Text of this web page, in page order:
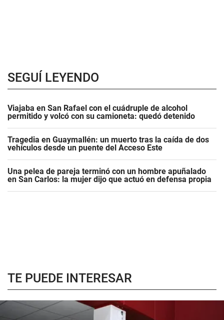
SEGUÍ LEYENDO
Viajaba en San Rafael con el cuádruple de alcohol
permitido y volcó con su camioneta: quedó detenido
Tragedia en Guaymallén: un muerto tras la caída de dos
vehículos desde un puente del Acceso Este
Una pelea de pareja terminó con un hombre apuñalado
en San Carlos: la mujer dijo que actuó en defensa propia
TE PUEDE INTERESAR